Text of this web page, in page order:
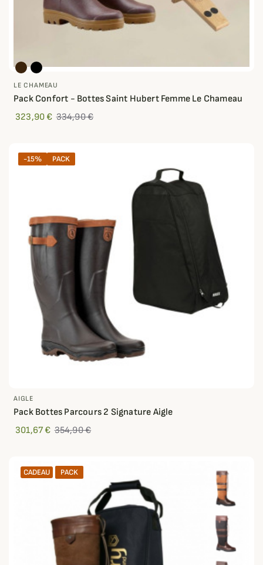
LE CHAMEAU
Pack Confort - Bottes Saint Hubert Femme Le Chameau
323,90 € 334,90 €
-15% PACK
AIGLE
Pack Bottes Parcours 2 Signature Aigle
301,67 € 354,90 €
CADEAU PACK